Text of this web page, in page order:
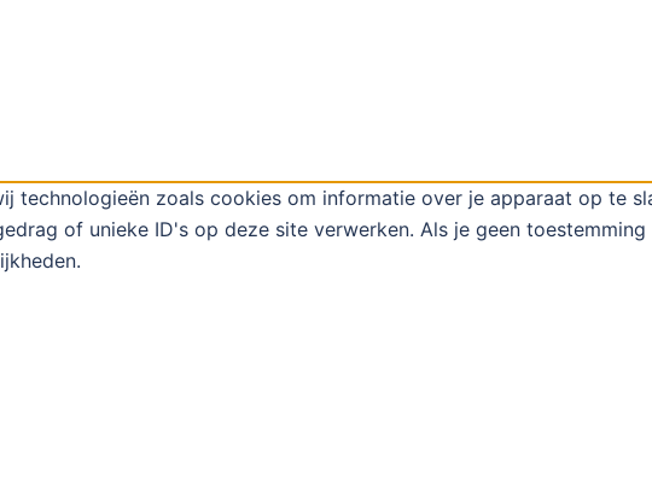
technologieën zoals cookies om informatie over je apparaat op te
of unieke ID's op deze site verwerken. Als je geen